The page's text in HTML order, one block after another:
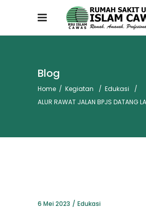
Blog
Home / Kegiatan / Edukasi
/
ALUR RAWAT JALAN BPJS DATANG
6 Mei 2023 Edukasi